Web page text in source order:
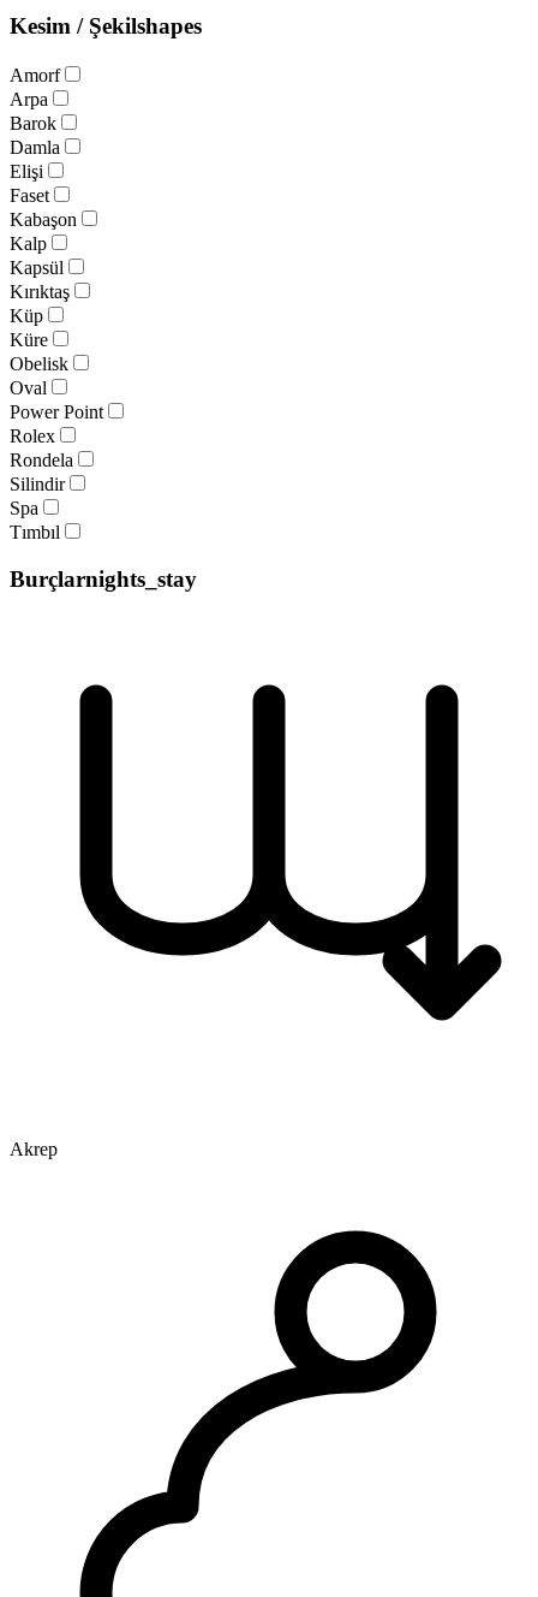
Kesim / Şekilshapes
Amorf
Arpa
Barok
Damla
Elişi
Faset
Kabaşon
Kalp
Kapsül
Kırıktaş
Küp
Küre
Obelisk
Oval
Power Point
Rolex
Rondela
Silindir
Spa
Tımbıl
Burçlarnights_stay
Akrep